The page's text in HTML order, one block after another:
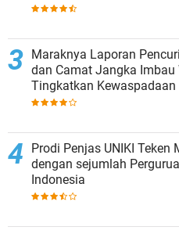
Maraknya Laporan
dan Camat Jangka Imbau
Tingkatkan Kewaspadaan
Prodi Penjas UNIKI Teken
dengan sejumlah
Indonesia